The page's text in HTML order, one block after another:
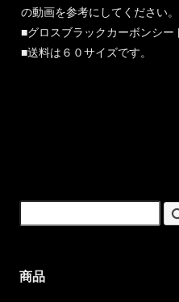
の動画を参考にしてください。
■グロスブラックカーボンシー
■送料は６０サイズです。
商品